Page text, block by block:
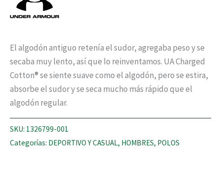
El algodón antiguo retení­a el sudor, agregaba peso y se
secaba muy lento, así­ que lo reinventamos. UA Charged
Cotton® se siente suave como el algodón, pero se estira,
absorbe el sudor y se seca mucho más rápido que el
algodón regular.
SKU: 1326799-001
Categorías: DEPORTIVO Y CASUAL, HOMBRES, POLOS